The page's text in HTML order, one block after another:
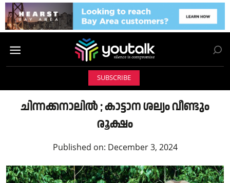
SUBSCRIBE
ചിന്നക്കനാലിൽ ; കാട്ടാന ശല്യം വീണ്ടും
രൂക്ഷം
Published on: December 3, 2024